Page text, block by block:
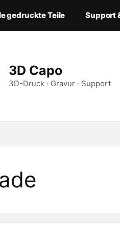
gedruckte Teile Support
3D Capo
3D-Druck · Gravur · Support